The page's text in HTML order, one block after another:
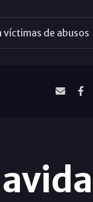
víctimas de abusos